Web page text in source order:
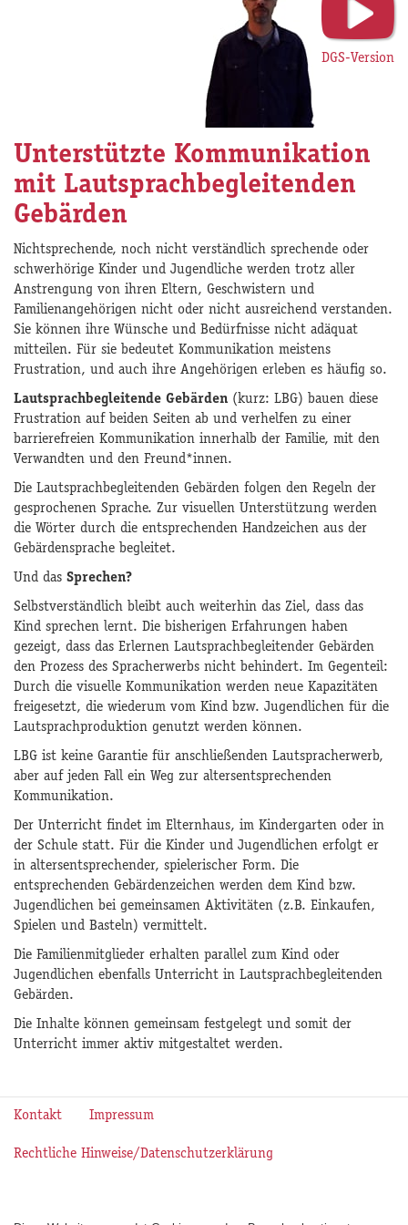
DGS-Version
Unterstützte Kommunikation
mit Lautsprachbegleitenden
Gebärden
Nichtsprechende, noch nicht verständlich sprechende oder
schwerhörige Kinder und Jugendliche werden trotz aller
Anstrengung von ihren Eltern, Geschwistern und
Familienangehörigen nicht oder nicht ausreichend verstanden.
Sie können ihre Wünsche und Bedürfnisse nicht adäquat
mitteilen. Für sie bedeutet Kommunikation meistens
Frustration, und auch ihre Angehörigen erleben es häufig so.
Lautsprachbegleitende Gebärden (kurz: LBG) bauen diese
Frustration auf beiden Seiten ab und verhelfen zu einer
barrierefreien Kommunikation innerhalb der Familie, mit den
Verwandten und den Freund*innen.
Die Lautsprachbegleitenden Gebärden folgen den Regeln der
gesprochenen Sprache. Zur visuellen Unterstützung werden
die Wörter durch die entsprechenden Handzeichen aus der
Gebärdensprache begleitet.
Und das Sprechen?
Selbstverständlich bleibt auch weiterhin das Ziel, dass das
Kind sprechen lernt. Die bisherigen Erfahrungen haben
gezeigt, dass das Erlernen Lautsprachbegleitender Gebärden
den Prozess des Spracherwerbs nicht behindert. Im Gegenteil:
Durch die visuelle Kommunikation werden neue Kapazitäten
freigesetzt, die wiederum vom Kind bzw. Jugendlichen für die
Lautsprachproduktion genutzt werden können.
LBG ist keine Garantie für anschließenden Lautspracherwerb,
aber auf jeden Fall ein Weg zur altersentsprechenden
Kommunikation.
Der Unterricht findet im Elternhaus, im Kindergarten oder in
der Schule statt. Für die Kinder und Jugendlichen erfolgt er
in altersentsprechender, spielerischer Form. Die
entsprechenden Gebärdenzeichen werden dem Kind bzw.
Jugendlichen bei gemeinsamen Aktivitäten (z.B. Einkaufen,
Spielen und Basteln) vermittelt.
Die Familienmitglieder erhalten parallel zum Kind oder
Jugendlichen ebenfalls Unterricht in Lautsprachbegleitenden
Gebärden.
Die Inhalte können gemeinsam festgelegt und somit der
Unterricht immer aktiv mitgestaltet werden.
Kontakt Impressum
Rechtliche Hinweise/Datenschutzerklärung